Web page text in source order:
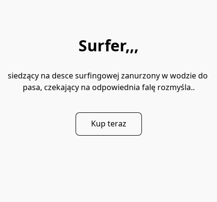
Surfer,,,
siedzący na desce surfingowej zanurzony w wodzie do
pasa, czekający na odpowiednia falę rozmyśla..
Kup teraz